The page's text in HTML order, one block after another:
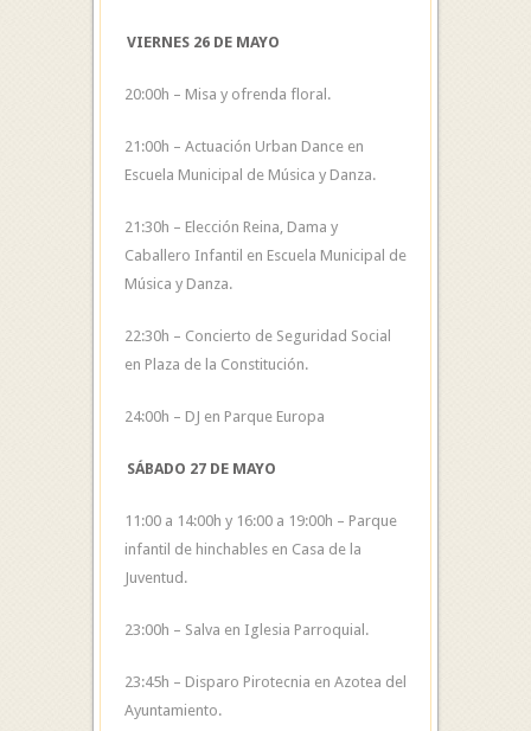
VIERNES 26 DE MAYO
20:00h – Misa y ofrenda floral.
21:00h – Actuación Urban Dance en
Escuela Municipal de Música y Danza.
21:30h – Elección Reina, Dama y
Caballero Infantil en Escuela Municipal de
Música y Danza.
22:30h – Concierto de Seguridad Social
en Plaza de la Constitución.
24:00h – DJ en Parque Europa
SÁBADO 27 DE MAYO
11:00 a 14:00h y 16:00 a 19:00h – Parque
infantil de hinchables en Casa de la
Juventud.
23:00h – Salva en Iglesia Parroquial.
23:45h – Disparo Pirotecnia en Azotea del
Ayuntamiento.